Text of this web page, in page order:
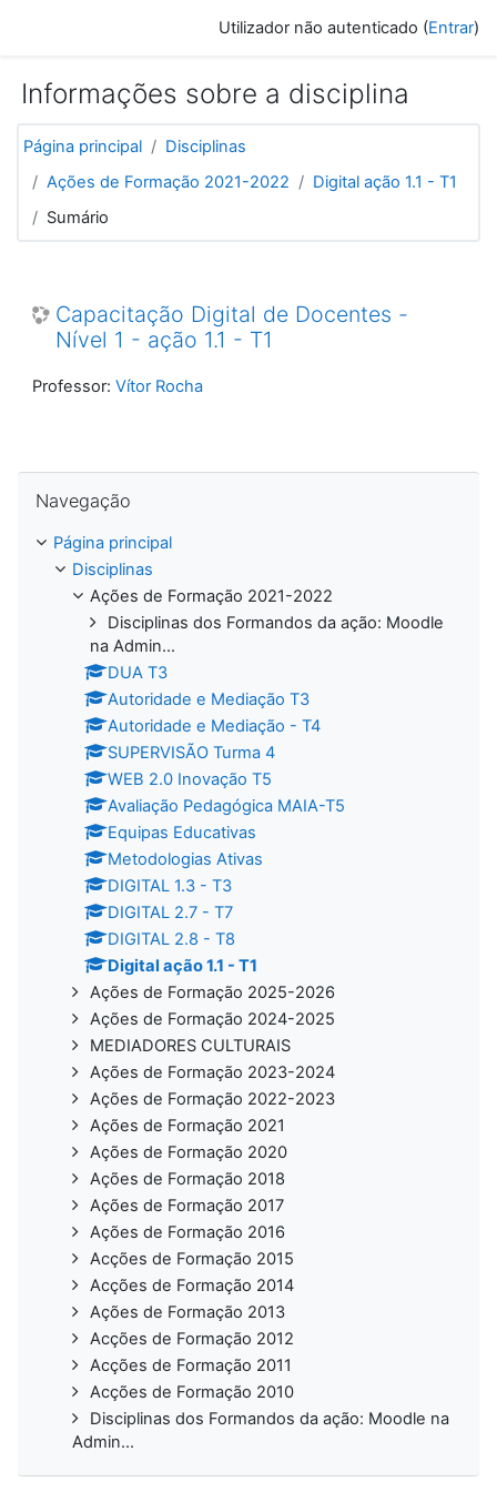
Utilizador não autenticado (Entrar)
Informações sobre a disciplina
Página principal
Disciplinas
Ações de Formação 2021-2022
Digital ação 1.1 - T1
Sumário
Capacitação Digital de Docentes -
Nível 1 - ação 1.1 - T1
Professor: Vítor Rocha
Navegação
Página principal
Disciplinas
Ações de Formação 2021-2022
Disciplinas dos Formandos da ação: Moodle
na Admin...
DUA T3
Autoridade e Mediação T3
Autoridade e Mediação - T4
SUPERVISÃO Turma 4
WEB 2.0 Inovação T5
Avaliação Pedagógica MAIA-T5
Equipas Educativas
Metodologias Ativas
DIGITAL 1.3 - T3
DIGITAL 2.7 - T7
DIGITAL 2.8 - T8
Digital ação 1.1 - T1
Ações de Formação 2025-2026
Ações de Formação 2024-2025
MEDIADORES CULTURAIS
Ações de Formação 2023-2024
Ações de Formação 2022-2023
Ações de Formação 2021
Ações de Formação 2020
Ações de Formação 2018
Ações de Formação 2017
Ações de Formação 2016
Acções de Formação 2015
Acções de Formação 2014
Ações de Formação 2013
Acções de Formação 2012
Acções de Formação 2011
Acções de Formação 2010
Disciplinas dos Formandos da ação: Moodle na
Admin...